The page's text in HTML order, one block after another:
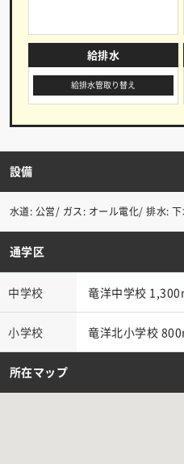
給排水
給排水管取り替え
設備
水道: 公営/ ガス: オール電化/ 排水:
通学区
中学校 竜洋中学校
小学校 竜洋北小学校
所在マップ